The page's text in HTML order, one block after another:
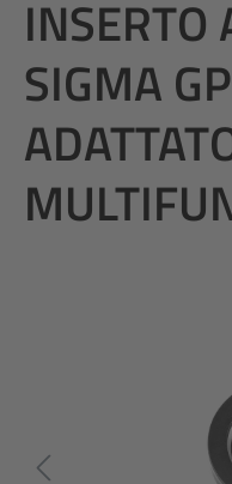
INSERTO
SIGMA